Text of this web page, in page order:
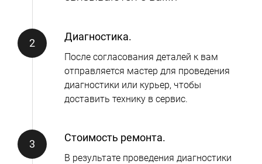
Диагностика.
После согласования деталей к вам
отправляется мастер для проведения
диагностики или курьер, чтобы
доставить технику в сервис.
Стоимость ремонта.
В результате проведения диагностики